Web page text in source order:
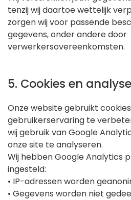
tenzij wij daartoe wettelijk
zorgen wij voor passende
gegevens, onder andere door
verwerkersovereenkomsten.
5. Cookies en
Onze website gebruikt
gebruikerservaring te
wij gebruik van Google
onze site te analyseren.
Wij hebben Google Analytics
ingesteld:
• IP-adressen worden
• Gegevens worden niet